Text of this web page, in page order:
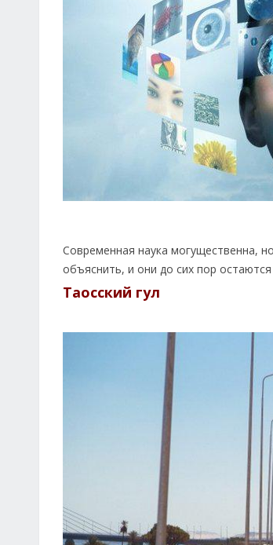
Современная наука могущественна,
объяснить, и они до сих пор
Таосский гул